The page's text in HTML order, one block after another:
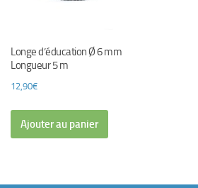
Longe d’éducation Ø 6 mm
Longueur 5 m
12,90€
Ajouter au panier